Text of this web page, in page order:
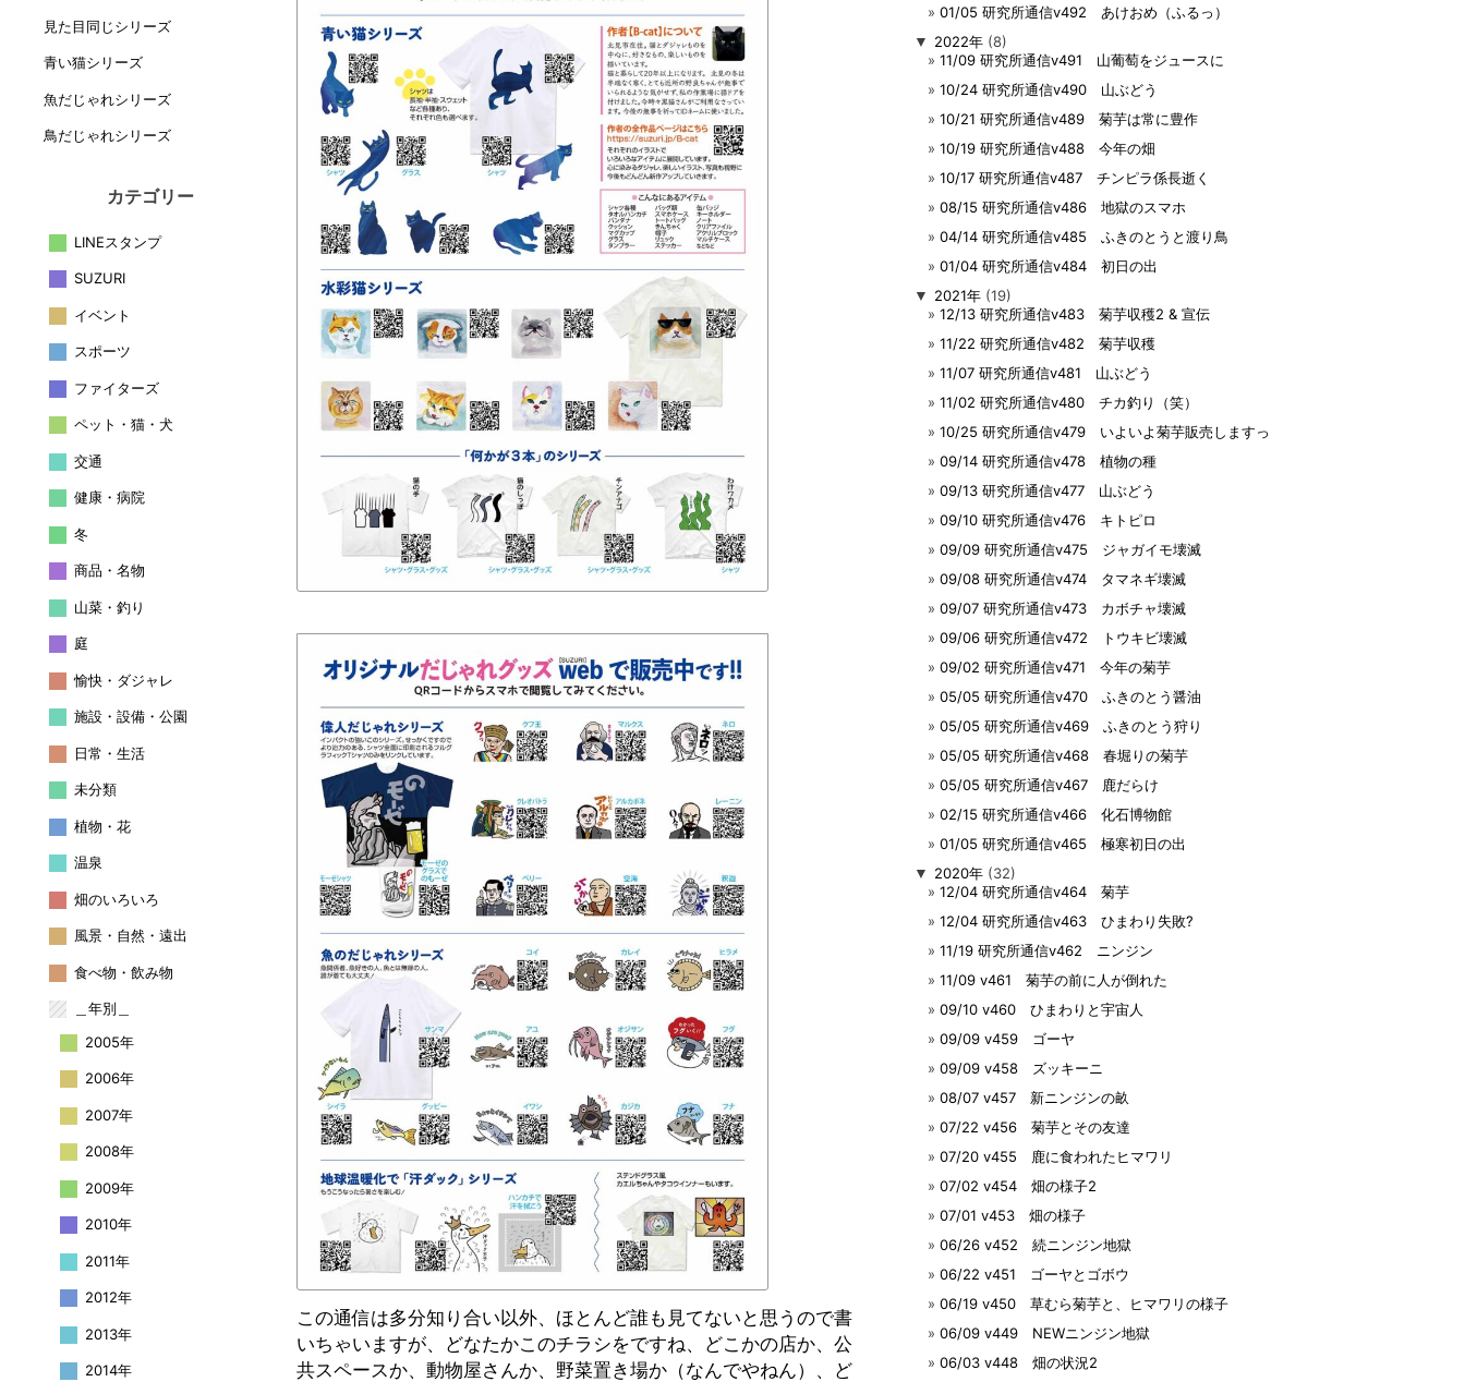
この通信は多分知り合い以外、ほとんど誰も見てないと思うので書
いちゃいますが、どなたかこのチラシをですね、どこかの店か、公
共スペースか、動物屋さんか、野菜置き場か（なんでやねん）、ど
01/05 研究所通信v492 あけおめ（ふるっ）
▼ 2022年(8)
11/09 研究所通信v491 山葡萄をジュースに
10/24 研究所通信v490 山ぶどう
10/21 研究所通信v489 菊芋は常に豊作
10/19 研究所通信v488 今年の畑
10/17 研究所通信v487 チンピラ係長逝く
08/15 研究所通信v486 地獄のスマホ
04/14 研究所通信v485 ふきのとうと渡り鳥
01/04 研究所通信v484 初日の出
▼ 2021年(19)
12/13 研究所通信v483 菊芋収穫2 & 宣伝
11/22 研究所通信v482 菊芋収穫
11/07 研究所通信v481 山ぶどう
11/02 研究所通信v480 チカ釣り（笑）
10/25 研究所通信v479 いよいよ菊芋販売しますっ
09/14 研究所通信v478 植物の種
09/13 研究所通信v477 山ぶどう
09/10 研究所通信v476 キトピロ
09/09 研究所通信v475 ジャガイモ壊滅
09/08 研究所通信v474 タマネギ壊滅
09/07 研究所通信v473 カボチャ壊滅
09/06 研究所通信v472 トウキビ壊滅
09/02 研究所通信v471 今年の菊芋
05/05 研究所通信v470 ふきのとう醤油
05/05 研究所通信v469 ふきのとう狩り
05/05 研究所通信v468 春堀りの菊芋
05/05 研究所通信v467 鹿だらけ
02/15 研究所通信v466 化石博物館
01/05 研究所通信v465 極寒初日の出
▼ 2020年(32)
12/04 研究所通信v464 菊芋
12/04 研究所通信v463 ひまわり失敗?
11/19 研究所通信v462 ニンジン
11/09 v461 菊芋の前に人が倒れた
09/10 v460 ひまわりと宇宙人
09/09 v459 ゴーヤ
09/09 v458 ズッキーニ
08/07 v457 新ニンジンの畝
07/22 v456 菊芋とその友達
07/20 v455 鹿に食われたヒマワリ
07/02 v454 畑の様子2
07/01 v453 畑の様子
06/26 v452 続ニンジン地獄
06/22 v451 ゴーヤとゴボウ
06/19 v450 草むら菊芋と、ヒマワリの様子
06/09 v449 NEWニンジン地獄
06/03 v448 畑の状況2
見た目同じシリーズ
青い猫シリーズ
魚だじゃれシリーズ
鳥だじゃれシリーズ
カテゴリー
LINEスタンプ
SUZURI
イベント
スポーツ
ファイターズ
ペット・猫・犬
交通
健康・病院
冬
商品・名物
山菜・釣り
庭
愉快・ダジャレ
施設・設備・公園
日常・生活
未分類
植物・花
温泉
畑のいろいろ
風景・自然・遠出
食べ物・飲み物
＿年別＿
2005年
2006年
2007年
2008年
2009年
2010年
2011年
2012年
2013年
2014年